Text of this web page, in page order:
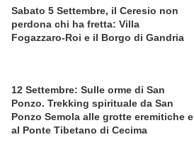
Sabato 5 Settembre, il Ceresio non
perdona chi ha fretta: Villa
Fogazzaro-Roi e il Borgo di Gandria
12 Settembre: Sulle orme di San
Ponzo. Trekking spirituale da San
Ponzo Semola alle grotte eremitiche e
al Ponte Tibetano di Cecima